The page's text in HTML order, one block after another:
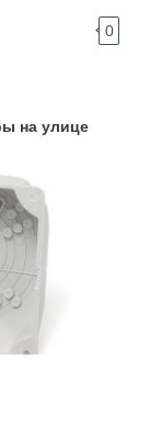
0
на улице